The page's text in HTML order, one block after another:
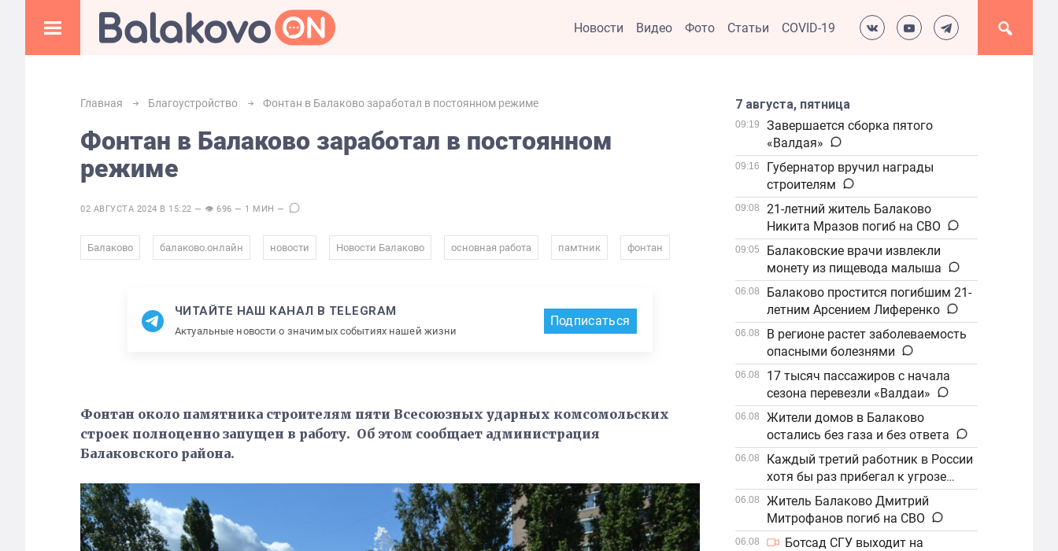
Новости Видео Фото Статьи COVID-19
Главная Благоустройство Фонтан в Балаково заработал в постоянном режиме
Фонтан в Балаково заработал в постоянном
режиме
02 АВГУСТА 2024 В 15:22 — 👁 696 — 1 МИН —
Балаково балаково.онлайн новости Новости Балаково основная работа памтник фонтан
ЧИТАЙТЕ НАШ КАНАЛ В TELEGRAM
Актуальные новости о значимых событиях нашей жизни
Подписаться
Фонтан около памятника строителям пяти Всесоюзных ударных комсомольских
строек полноценно запущен в работу. Об этом сообщает администрация
Балаковского района.
7 августа, пятница
09:19
Завершается сборка пятого
«Валдая»
09:16
Губернатор вручил награды
строителям
09:08
21-летний житель Балаково
Никита Мразов погиб на СВО
09:05
Балаковские врачи извлекли
монету из пищевода малыша
06.08
Балаково простится погибшим 21-
летним Арсением Лиференко
06.08
В регионе растет заболеваемость
опасными болезнями
06.08
17 тысяч пассажиров с начала
сезона перевезли «Валдаи»
06.08
Жители домов в Балаково
остались без газа и без ответа
06.08
Каждый третий работник в России
хотя бы раз прибегал к угрозе
увольнения
06.08
Житель Балаково Дмитрий
Митрофанов погиб на СВО
06.08
Ботсад СГУ выходит на